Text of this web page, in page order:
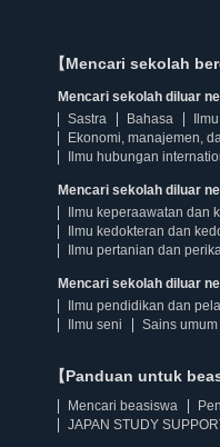
【Mencari sekolah
Mencari sekolah diluar
Sastra
Bahasa
Ekonomi, manajemen,
Ilmu hubungan
Mencari sekolah diluar
Ilmu keperaawatan dan
Ilmu kedokteran dan
Ilmu pertanian dan
Mencari sekolah diluar
Ilmu pendidikan dan
Ilmu seni
Sains umum
【Panduan untuk
Mencari beasiswa
JAPAN STUDY